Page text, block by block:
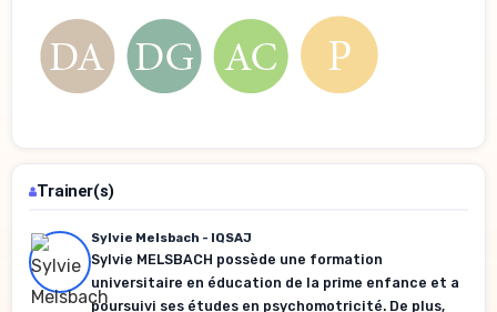
Trainer(s)
Sylvie Melsbach - IQSAJ
Sylvie MELSBACH possède une formation
universitaire en éducation de la prime enfance et a
poursuivi ses études en psychomotricité. De plus,